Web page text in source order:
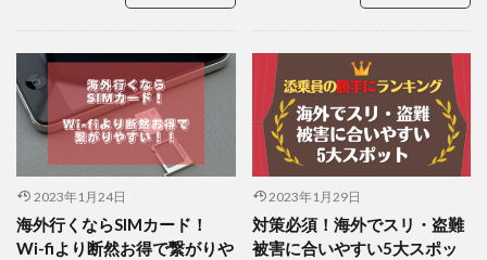
2023年1月24日
海外行くならSIMカード！
Wi-fiより断然お得で繋がりや
2023年1月29日
対策必須！海外でスリ・盗難
被害に合いやすい5大スポッ